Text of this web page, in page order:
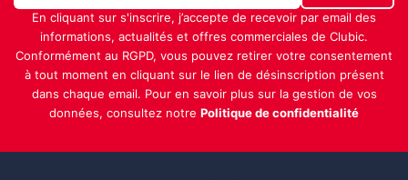
En cliquant sur s'inscrire, j’accepte de recevoir par email des
informations, actualités et offres commerciales de Clubic.
Conformément au RGPD, vous pouvez retirer votre consentement
à tout moment en cliquant sur le lien de désinscription présent
dans chaque email. Pour en savoir plus sur la gestion de vos
données, consultez notre Politique de confidentialité